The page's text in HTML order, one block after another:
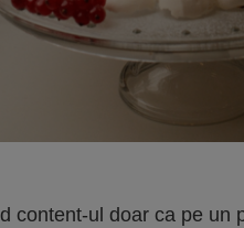
content-ul doar ca pe un